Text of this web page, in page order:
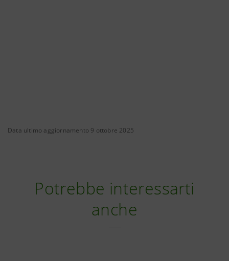
Data ultimo aggiornamento 9 ottobre 2025
Potrebbe interessarti
anche